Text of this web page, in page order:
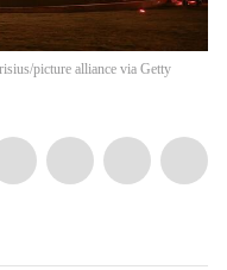
picture alliance via Getty